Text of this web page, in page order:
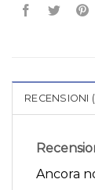
RECENSIONI
Ancora